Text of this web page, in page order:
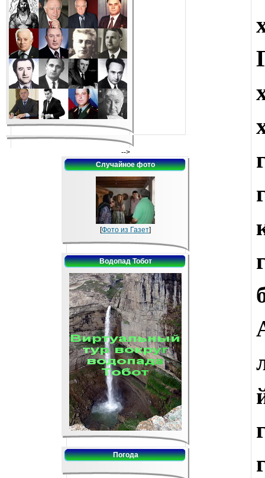
-->
Случайное фото
[Фото из Газет]
Водопад Тобот
Погода